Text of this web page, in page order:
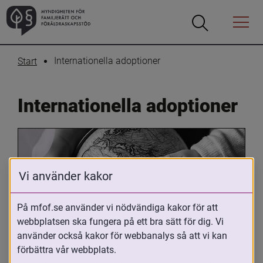
Öppna
Öppna
Menyn
Start Internationella adoptioner
Internationella adoptioner
Oavsett om du är adopterad,
adoptivförälder eller arbetar med
Vi använder kakor
På mfof.se använder vi nödvändiga kakor för att
webbplatsen ska fungera på ett bra sätt för dig. Vi
använder också kakor för webbanalys så att vi kan
förbättra vår webbplats.